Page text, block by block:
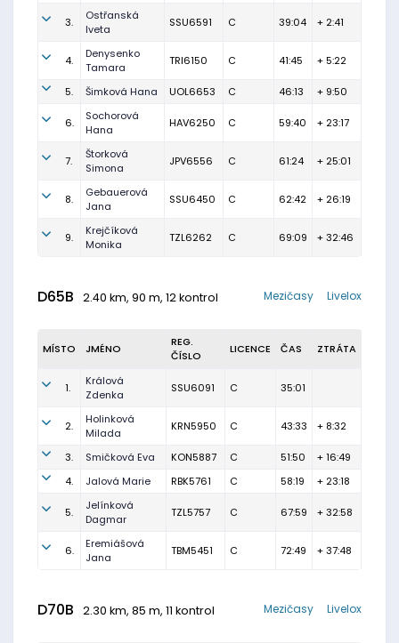
3.
Ostřanská
Iveta
SSU6591 C 39:04 + 2:41
4.
Denysenko
Tamara
TRI6150 C 41:45 + 5:22
5. Šimková Hana UOL6653 C 46:13 + 9:50
6.
Sochorová
Hana
HAV6250 C 59:40 + 23:17
7.
Štorková
Simona
JPV6556 C 61:24 + 25:01
8.
Gebauerová
Jana
SSU6450 C 62:42 + 26:19
9.
Krejčíková
Monika
TZL6262 C 69:09 + 32:46
D65B 2.40 km, 90 m, 12 kontrol Livelox
Mezičasy
MÍSTO JMÉNO
REG.
ČÍSLO
LICENCE ČAS ZTRÁTA
1.
Králová
Zdenka
SSU6091 C 35:01
2.
Holinková
Milada
KRN5950 C 43:33 + 8:32
3. Smičková Eva KON5887 C 51:50
+ 16:49
4.
Jalová Marie RBK5761 C 58:19 + 23:18
5.
Jelínková
Dagmar
TZL5757 C 67:59 + 32:58
6.
Eremiášová
Jana
TBM5451 C 72:49 + 37:48
D70B 2.30 km, 85 m, 11 kontrol Livelox
Mezičasy